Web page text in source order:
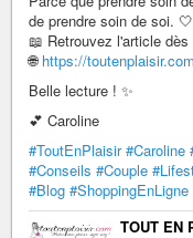
de prendre soin de soi. 🤍
📖 Retrouvez l'article
🌐 https://
Belle lecture ! ✨
💕 Caroline
#ToutEnPlaisir #Caroline
#Conseils #Couple
#Blog #ShoppingEnLigne
TOUT EN